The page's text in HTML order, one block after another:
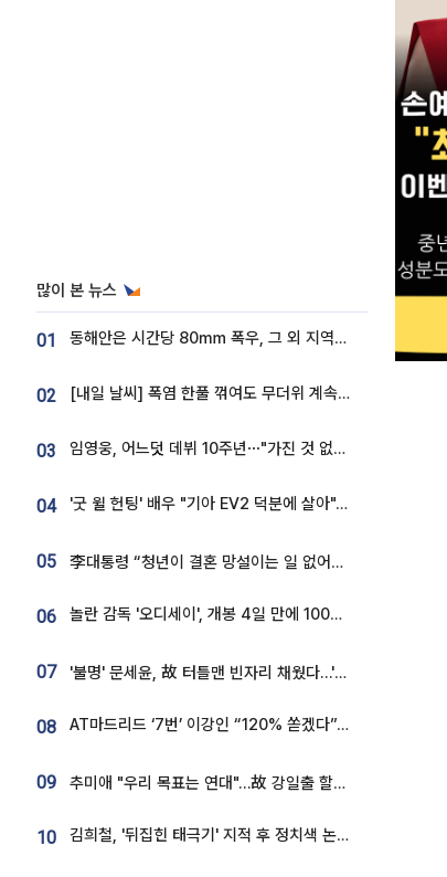
많이 본 뉴스
01 동해안은 시간당 80㎜ 폭우, 그 외 지역은 폭염…‘극과 극 날씨’
02 [내일 날씨] 폭염 한풀 꺾여도 무더위 계속⋯동해안 이틀 연속 비
03 임영웅, 어느덧 데뷔 10주년⋯"가진 것 없던 시절, 내 앞엔 20명의 팬뿐"
04 '굿 윌 헌팅' 배우 "기아 EV2 덕분에 살아"…교통사고 후 안전성 극찬
05 李대통령 “청년이 결혼 망설이는 일 없어야...제도상 불이익 조사”
06 놀란 감독 '오디세이', 개봉 4일 만에 100만 돌파⋯'왕사남' 보다 빠르다
07 '불명' 문세윤, 故 터틀맨 빈자리 채웠다…'거북이' 눈물의 최종 우승
08 AT마드리드 ‘7번’ 이강인 “120% 쏟겠다”⋯시메오네 감독 “필요한 선수”
09 추미애 "우리 목표는 연대"…故 강일출 할머니 흉상 제막
10 김희철, '뒤집힌 태극기' 지적 후 정치색 논란…"좌우 떠나 우리나라 국기"